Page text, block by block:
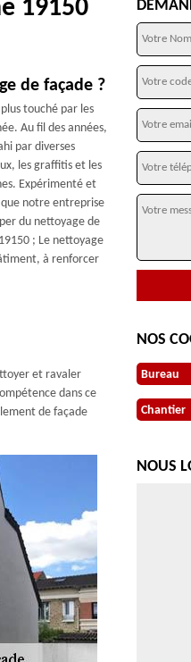
19150
de façade ?
touché par les
Au fil des années,
par diverses
les graffitis et les
Expérimenté et
que notre entreprise
du nettoyage de
; Le nettoyage
à renforcer
et ravaler
dans ce
de façade
NOS
Bureau
Chantier
NOUS